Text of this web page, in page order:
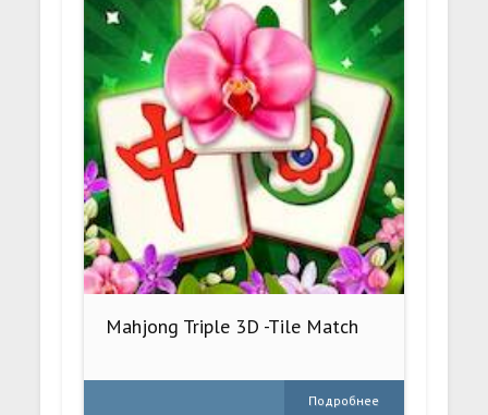
Mahjong Triple 3D -Tile Match
Подробнее